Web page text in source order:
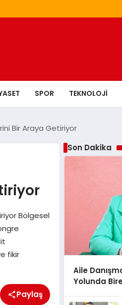
SPOR TEKNOLOJI
Bir Araya Getiriyor
Bölgesel
fikir
Paylaş
Son Dakika
Aile
Yolunda